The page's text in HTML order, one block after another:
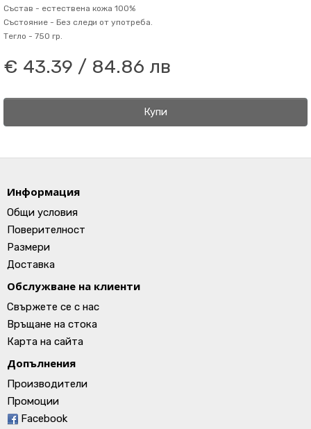
Състав - естествена кожа 100%
Състояние - Без следи от употреба.
Тегло - 750 гр.
€ 43.39 / 84.86 лв
Купи
Информация
Общи условия
Поверителност
Размери
Доставка
Обслужване на клиенти
Свържете се с нас
Връщане на стока
Карта на сайта
Допълнения
Производители
Промоции
Facebook